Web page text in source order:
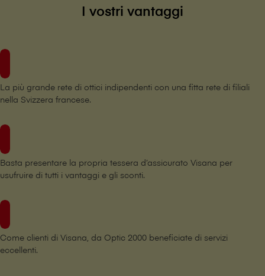
I vostri vantaggi
La più grande rete di ottici indipendenti con una fitta rete di filiali
nella Svizzera francese.
Basta presentare la propria tessera d’assicurato V⁠i⁠s⁠a⁠n⁠a per
usufruire di tutti i vantaggi e gli sconti.
Come clienti di V⁠i⁠s⁠a⁠n⁠a, da Optic 2000 beneficiate di servizi
eccellenti.